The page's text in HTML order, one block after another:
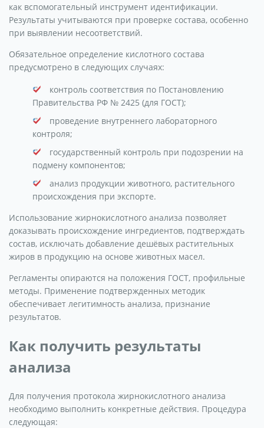
как вспомогательный инструмент идентификации.
Результаты учитываются при проверке состава, особенно
при выявлении несоответствий.
Обязательное определение кислотного состава
предусмотрено в следующих случаях:
контроль соответствия по Постановлению
Правительства РФ № 2425 (для ГОСТ);
проведение внутреннего лабораторного
контроля;
государственный контроль при подозрении на
подмену компонентов;
анализ продукции животного, растительного
происхождения при экспорте.
Использование жирнокислотного анализа позволяет
доказывать происхождение ингредиентов, подтверждать
состав, исключать добавление дешёвых растительных
жиров в продукцию на основе животных масел.
Регламенты опираются на положения ГОСТ, профильные
методы. Применение подтвержденных методик
обеспечивает легитимность анализа, признание
результатов.
Как получить результаты
анализа
Для получения протокола жирнокислотного анализа
необходимо выполнить конкретные действия. Процедура
следующая: